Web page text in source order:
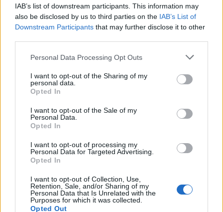
IAB’s list of downstream participants. This information may
also be disclosed by us to third parties on the IAB’s List of
Downstream Participants that may further disclose it to other
Personal Data Processing Opt Outs
I want to opt-out of the Sharing of my
personal data.
Opted In
I want to opt-out of the Sale of my
Personal Data.
Opted In
I want to opt-out of processing my
Personal Data for Targeted Advertising.
Opted In
I want to opt-out of Collection, Use,
Retention, Sale, and/or Sharing of my
Personal Data that Is Unrelated with the
Purposes for which it was collected.
Opted Out
Comentarios
linda liseth montano obando
29/04/2019
quieo ganar